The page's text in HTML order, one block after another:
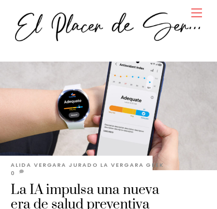
content
La IA impulsa una nueva
era de salud preventiva
ALIDA VERGARA JURADO LA VERGARA GEEK
0